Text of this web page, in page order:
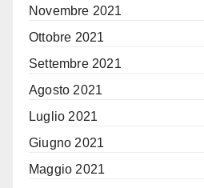
Novembre 2021
Ottobre 2021
Settembre 2021
Agosto 2021
Luglio 2021
Giugno 2021
Maggio 2021